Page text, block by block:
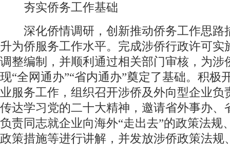
夯实侨务工作基础
深化侨情调研，创新推动侨务工作思路
升为侨服务工作水平。完成涉侨行政许可实
调整编制，并顺利通过相关部门审核，为涉
现“全网通办”“省内通办”奠定了基础。积极
业服务工作，组织召开涉侨及外向型企业负
传达学习党的二十大精神，邀请省外事办、
负责同志就企业向海外“走出去”的政策法规
政策措施等进行讲解，并发放涉侨政策法规